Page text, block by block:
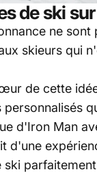
de ski
ne
skieurs qui
de cette
d'Iron Man
d'une